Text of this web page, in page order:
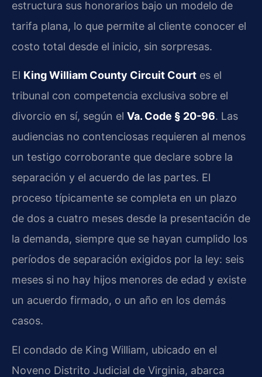
estructura sus honorarios bajo un modelo de
tarifa plana, lo que permite al cliente conocer el
costo total desde el inicio, sin sorpresas.
El King William County Circuit Court es el
tribunal con competencia exclusiva sobre el
divorcio en sí, según el Va. Code § 20-96. Las
audiencias no contenciosas requieren al menos
un testigo corroborante que declare sobre la
separación y el acuerdo de las partes. El
proceso típicamente se completa en un plazo
de dos a cuatro meses desde la presentación de
la demanda, siempre que se hayan cumplido los
períodos de separación exigidos por la ley: seis
meses si no hay hijos menores de edad y existe
un acuerdo firmado, o un año en los demás
casos.
El condado de King William, ubicado en el
Noveno Distrito Judicial de Virginia, abarca